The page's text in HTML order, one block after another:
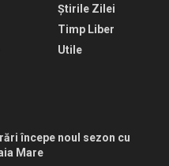
Știrile Zilei
Timp Liber
Utile
începe noul sezon cu
Mare